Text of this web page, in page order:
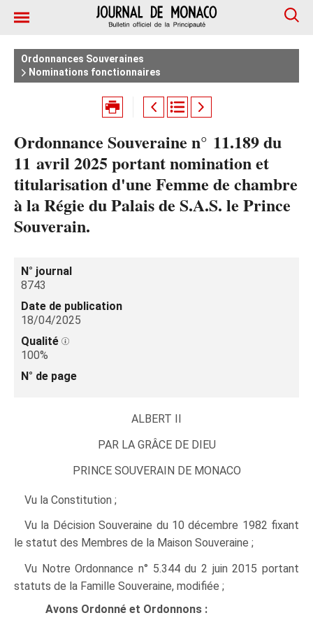
Ordonnances Souveraines
Nominations fonctionnaires
Ordonnance Souveraine n° 11.189 du
11 avril 2025 portant nomination et
titularisation d'une Femme de chambre
à la Régie du Palais de S.A.S. le Prince
Souverain.
N° journal
8743
Date de publication
18/04/2025
Qualité
100%
N° de page
ALBERT II
PAR LA GRÂCE DE DIEU
PRINCE SOUVERAIN DE MONACO
Vu la Constitution ;
Vu la Décision Souveraine du 10 décembre 1982 fixant
le statut des Membres de la Maison Souveraine ;
Vu Notre Ordonnance n° 5.344 du 2 juin 2015 portant
statuts de la Famille Souveraine, modifiée ;
Avons Ordonné et Ordonnons :